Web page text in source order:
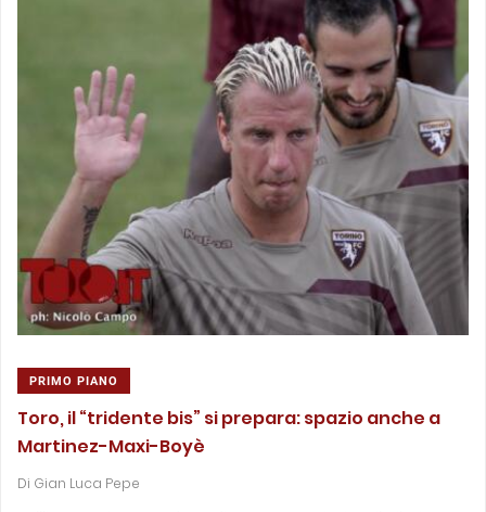
PRIMO PIANO
Toro, il “tridente bis” si prepara: spazio anche a
Martinez-Maxi-Boyè
Di Gian Luca Pepe